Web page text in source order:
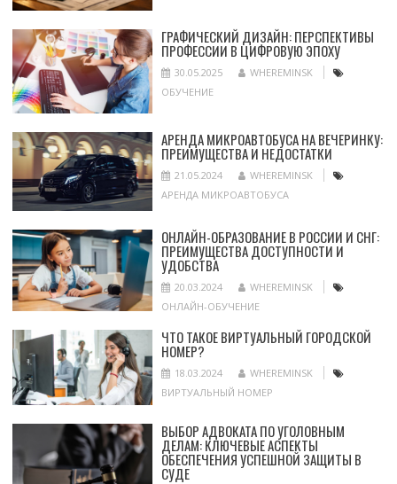
ГРАФИЧЕСКИЙ ДИЗАЙН: ПЕРСПЕКТИВЫ
ПРОФЕССИИ В ЦИФРОВУЮ ЭПОХУ
30.05.2025
WHEREMINSK
ОБУЧЕНИЕ
АРЕНДА МИКРОАВТОБУСА НА ВЕЧЕРИНКУ:
ПРЕИМУЩЕСТВА И НЕДОСТАТКИ
21.05.2024
WHEREMINSK
АРЕНДА МИКРОАВТОБУСА
ОНЛАЙН-ОБРАЗОВАНИЕ В РОССИИ И СНГ:
ПРЕИМУЩЕСТВА ДОСТУПНОСТИ И
УДОБСТВА
20.03.2024
WHEREMINSK
ОНЛАЙН-ОБУЧЕНИЕ
ЧТО ТАКОЕ ВИРТУАЛЬНЫЙ ГОРОДСКОЙ
НОМЕР?
18.03.2024
WHEREMINSK
ВИРТУАЛЬНЫЙ НОМЕР
ВЫБОР АДВОКАТА ПО УГОЛОВНЫМ
ДЕЛАМ: КЛЮЧЕВЫЕ АСПЕКТЫ
ОБЕСПЕЧЕНИЯ УСПЕШНОЙ ЗАЩИТЫ В
СУДЕ